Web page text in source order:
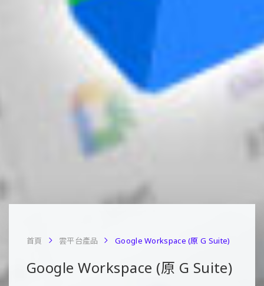
首頁 雲平台產品 Google Workspace (原 G Suite)
Google Workspace (原 G Suite)